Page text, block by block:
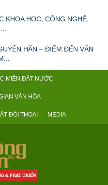
KHOA HỌC, CÔNG NGHỆ,
HÃN – ĐIỂM ĐẾN VĂN
MIỀN ĐẤT NƯỚC
VĂN HÓA
ĐỐI THOẠI MEDIA